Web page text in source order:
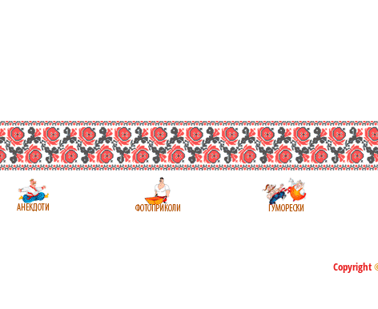
Copyright